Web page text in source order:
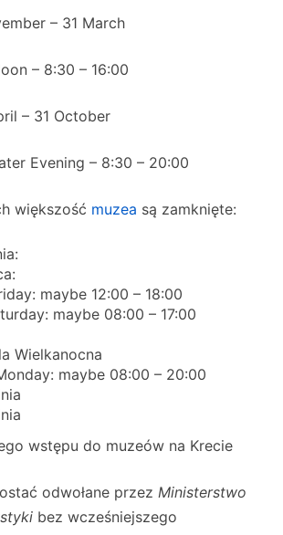
– 31 March
– 8:30 – 16:00
– 31 October
Evening – 8:30 – 20:00
większość muzea są zamknięte:
maybe 12:00 – 18:00
maybe 08:00 – 17:00
Wielkanocna
maybe 08:00 – 20:00
wstępu do muzeów na Krecie
odwołane przez Ministerstwo
bez wcześniejszego